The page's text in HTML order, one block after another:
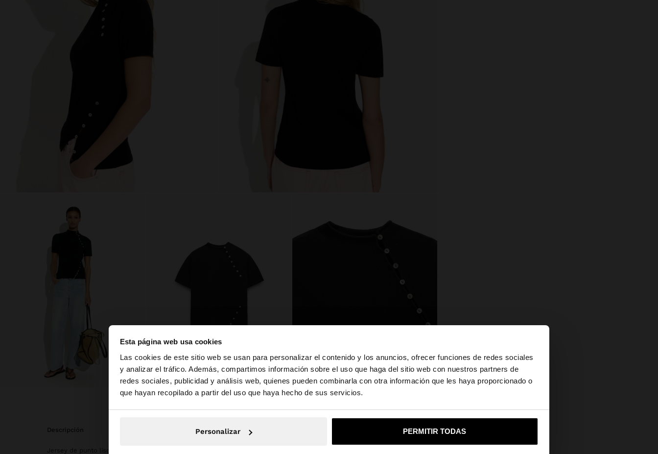
Esta página web usa cookies
Las cookies de este sitio web se usan para personalizar el contenido y los anuncios, ofrecer funciones de redes sociales
y analizar el tráfico. Además, compartimos información sobre el uso que haga del sitio web con nuestros partners de
redes sociales, publicidad y análisis web, quienes pueden combinarla con otra información que les haya proporcionado o
que hayan recopilado a partir del uso que haya hecho de sus servicios.
Personalizar PERMITIR TODAS
hola ×
Estás accediendo a la web de Mexico. ¿Quieres ir a la web de United States?
No, continuar en la web de Mexico Sí, llévame a United States
descripción
Jersey de punto liso con cuello alto. Manga corta. Detalle de botones en
composición, cuidado y origen